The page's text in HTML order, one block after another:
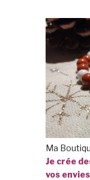
Ma
Je crée
vos